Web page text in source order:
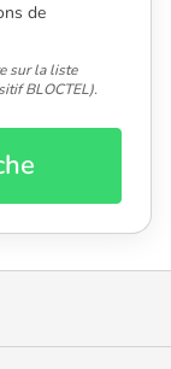
de
sur la liste
BLOCTEL).